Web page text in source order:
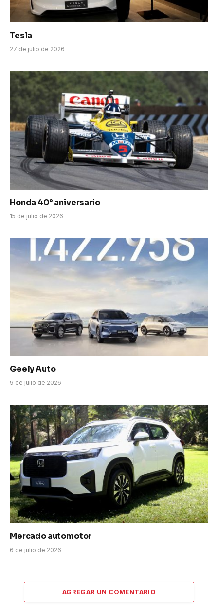
Tesla
27 de julio de 2026
Honda 40° aniversario
15 de julio de 2026
Geely Auto
9 de julio de 2026
Mercado automotor
6 de julio de 2026
AGREGAR UN COMENTARIO